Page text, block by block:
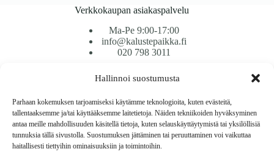
Hallinnoi suostumusta
Parhaan kokemuksen tarjoamiseksi käytämme teknologioita, kuten evästeitä,
tallentaaksemme ja/tai käyttääksemme laitetietoja. Näiden tekniikoiden hyväksyminen
antaa meille mahdollisuuden käsitellä tietoja, kuten selauskäyttäytymistä tai yksilöllisiä
tunnuksia tällä sivustolla. Suostumuksen jättäminen tai peruuttaminen voi vaikuttaa
haitallisesti tiettyihin ominaisuuksiin ja toimintoihin.
Verkkokaupan asiakaspalvelu
Ma-Pe 9:00-17:00
info@kalustepaikka.fi
020 798 3011
Tavarantoimitus / Maksutavat
Toimitustavat
Maksutavat
Vaihto ja palautus
Reklamaatiot